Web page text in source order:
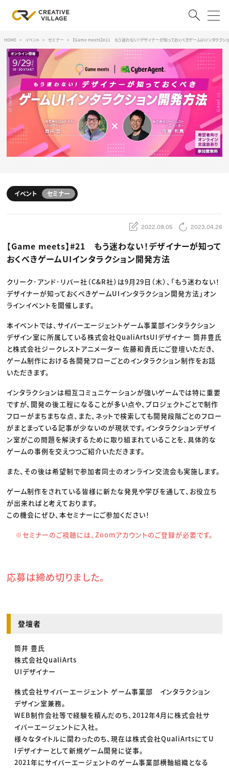
ログイン 会員登録
RECRUIT
クリエイター求人を探す
CREATIVE JOB求人検索
特集求人
採用説明会
スキルアップしたい！
デザイン
編集・ライティング
マーケティング
ディレクション
業界解説・キャリア事情
TOP Creator’s コラム
Webクリエイター
アプリクリエイター
ゲームクリエイター
映像クリエイター
クリエイターインタビュー
C＆R Magazine
セミナー
ニュース・トレンド トップ
Web
映像
ゲーム・エンタメ
出版
CREATIVE VILLAGEからのお知らせ
プロフェッショナル×つながる×メディア
HOME イベント セミナー 【Game meets】#21 もう迷わない！デザイナーが知っておくべきゲームUIインタラクシ
イベント セミナー
2022.09.05 2023.04.26
【Game meets】#21 もう迷わない！デザイナーが知って
おくべきゲームUIインタラクション開発方法
クリーク･アンド･リバー社（C&R社）は9月29日（木）、「もう迷わない！
デザイナーが知っておくべきゲームUIインタラクション開発方法」オン
ラインイベントを開催します。
本イベントでは、サイバーエージェントゲーム事業部インタラクション
デザイン室に所属している株式会社QualiArtsUIデザイナー 筒井豊氏
と株式会社ジークレストアニメーター 佐藤和貴氏にご登壇いただき、
ゲーム制作における各開発フローごとのインタラクション制作をお話
いただきます。
インタラクションは相互コミュニケーションが強いゲームでは特に重要
ですが、開発の後工程になることが多い点や、プロジェクトごとで制作
フローがまちまちな点、また、ネットで検索しても開発段階ごとのフロー
がまとまっている記事が少ないのが現状です。インタラクションデザイ
ン室がこの問題を解決するために取り組まれていることを、具体的な
ゲームの事例を交えつつご紹介いただきます。
また、その後は希望制で参加者同士のオンライン交流会も実施します。
ゲーム制作をされている皆様に新たな発見や学びを通して、お役立ち
が出来ればと考えております。
この機会にぜひ、本セミナーにご参加ください！
※セミナーのご視聴には、Zoomアカウントのご登録が必要です。
応募は締め切りました。
登壇者
筒井 豊氏
株式会社QualiArts
UIデザイナー
株式会社サイバーエージェント ゲーム事業部 インタラクション
デザイン室兼務。
WEB制作会社等で経験を積んだのち、2012年4月に株式会社サ
イバーエージェントに入社。
様々なタイトルに関わったのち、現在は株式会社QualiArtsにてU
Iデザイナーとして新規ゲーム開発に従事。
2021年にサイバーエージェントのゲーム事業部横軸組織となる